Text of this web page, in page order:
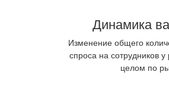
Динамика
Изменение общего
спроса на сотрудников
целом по